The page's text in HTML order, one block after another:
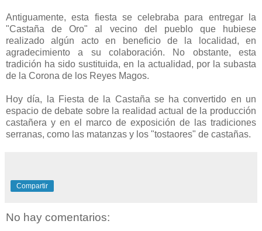
Antiguamente, esta fiesta se celebraba para entregar la
"Castaña de Oro" al vecino del pueblo que hubiese
realizado algún acto en beneficio de la localidad, en
agradecimiento a su colaboración. No obstante, esta
tradición ha sido sustituida, en la actualidad, por la subasta
de la Corona de los Reyes Magos.
Hoy día, la Fiesta de la Castaña se ha convertido en un
espacio de debate sobre la realidad actual de la producción
castañera y en el marco de exposición de las tradiciones
serranas, como las matanzas y los "tostaores" de castañas.
Compartir
No hay comentarios: